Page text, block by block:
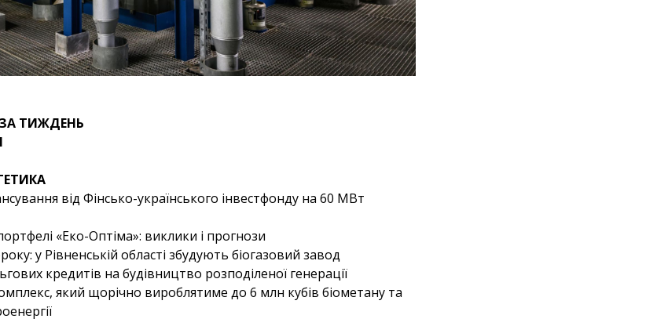
ЗА ТИЖДЕНЬ
від Фінсько-українського інвестфонду на 60 МВт
«Еко-Оптіма»: виклики і прогнози
у Рівненській області збудують біогазовий завод
кредитів на будівництво розподіленої генерації
який щорічно вироблятиме до 6 млн кубів біометану та